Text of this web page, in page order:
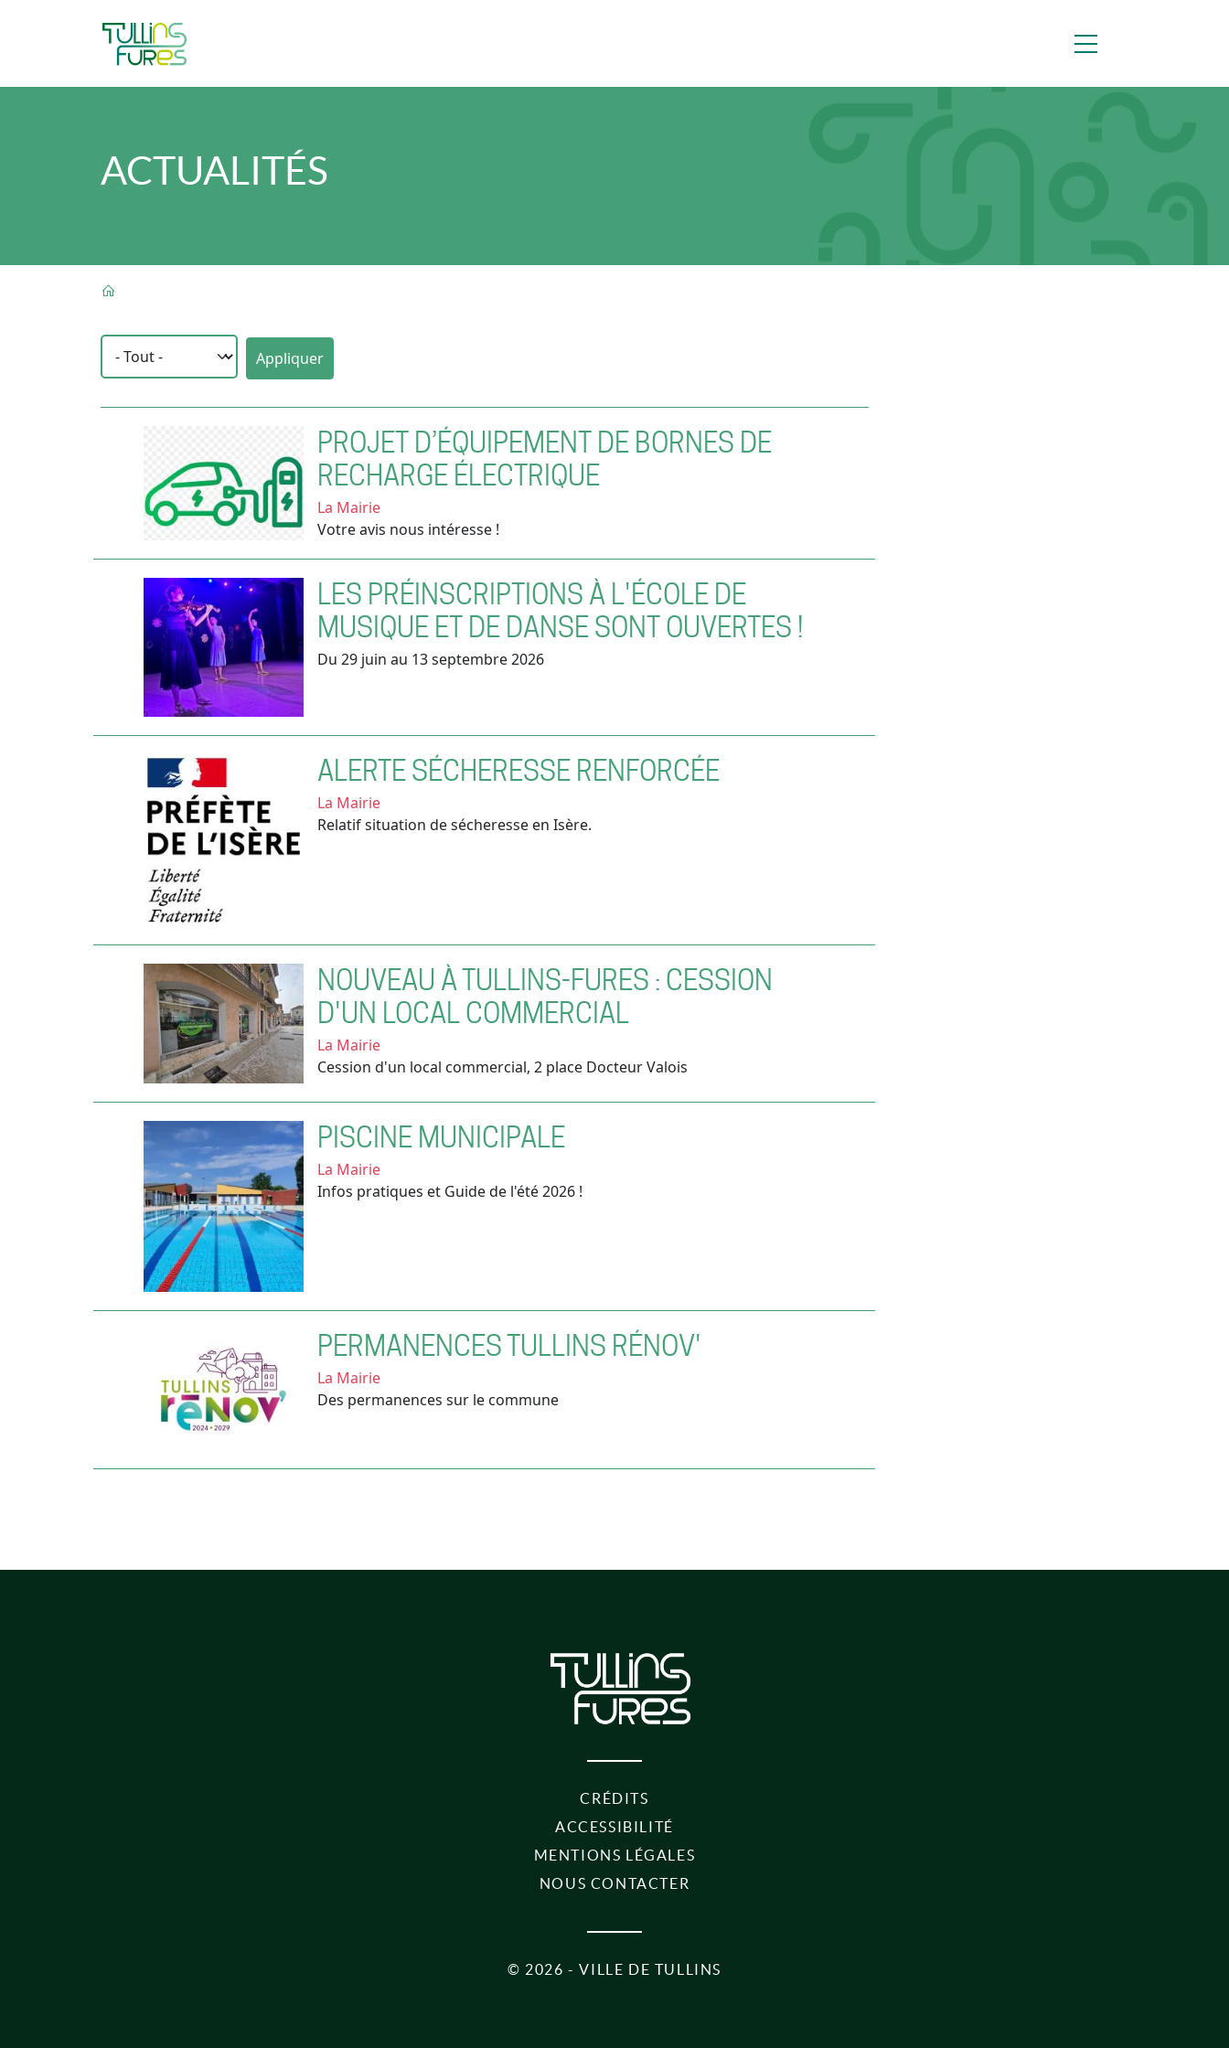
ACTUALITÉS
FIL D'ARIANE
PROJET D’ÉQUIPEMENT DE BORNES DE
RECHARGE ÉLECTRIQUE
La Mairie
Votre avis nous intéresse !
LES PRÉINSCRIPTIONS À L'ÉCOLE DE
MUSIQUE ET DE DANSE SONT OUVERTES !
Du 29 juin au 13 septembre 2026
ALERTE SÉCHERESSE RENFORCÉE
La Mairie
Relatif situation de sécheresse en Isère.
NOUVEAU À TULLINS-FURES : CESSION
D'UN LOCAL COMMERCIAL
La Mairie
Cession d'un local commercial, 2 place Docteur Valois
PISCINE MUNICIPALE
La Mairie
Infos pratiques et Guide de l'été 2026 !
PERMANENCES TULLINS RÉNOV'
La Mairie
Des permanences sur le commune
CRÉDITS
ACCESSIBILITÉ
MENTIONS LÉGALES
NOUS CONTACTER
© 2026 - VILLE DE TULLINS